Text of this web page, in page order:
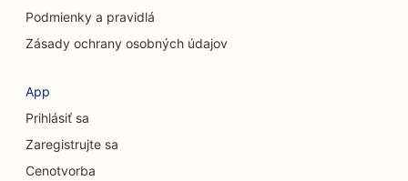
SEO pre kraniofaciálnych chirurgov
SEO pre poradenské firmy
SEO pre úverové družstvá
Podmienky a pravidlá
Zásady ochrany osobných údajov
App
Prihlásiť sa
Zaregistrujte sa
Cenotvorba